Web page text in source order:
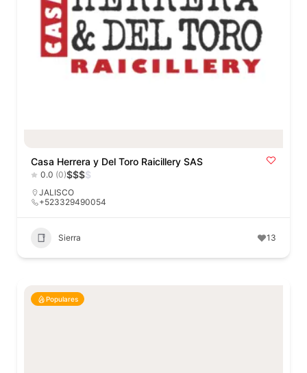
Casa Herrera y Del Toro Raicillery SAS
0.0 (0)$$$$
JALISCO
+523329490054
Sierra 13
Populares